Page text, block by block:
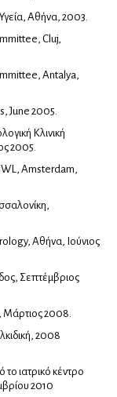
Αθήνα, 2003.
Cluj,
Antalya,
June 2005.
Κλινική
2005.
Amsterdam,
Αθήνα, Ιούνιος
Σεπτέμβριος
Μάρτιος 2008.
2008
ιατρικό κέντρο
2010